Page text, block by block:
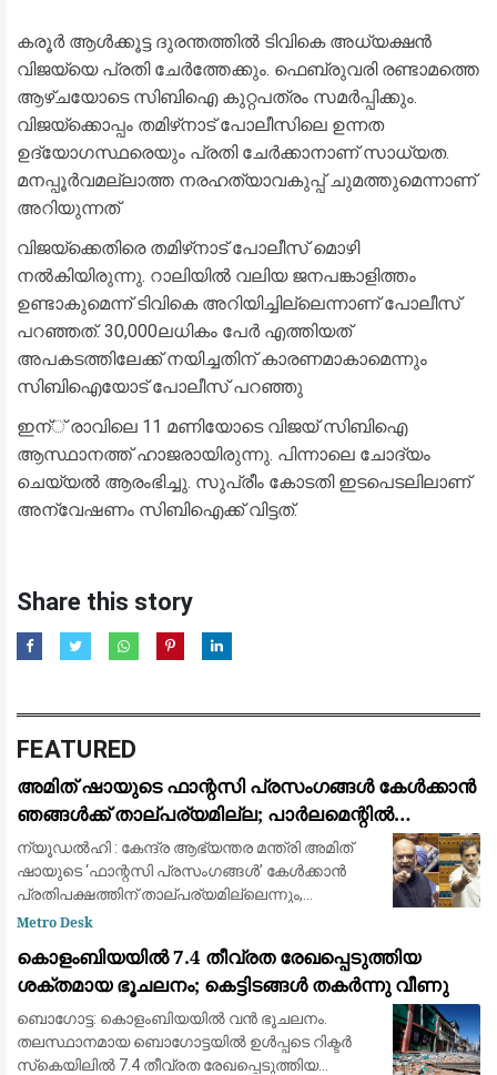
കരൂർ ആൾക്കൂട്ട ദുരന്തത്തിൽ ടിവികെ അധ്യക്ഷൻ
വിജയ്‌യെ പ്രതി ചേർത്തേക്കും. ഫെബ്രുവരി രണ്ടാമത്തെ
ആഴ്ചയോടെ സിബിഐ കുറ്റപത്രം സമർപ്പിക്കും.
വിജയ്‌ക്കൊപ്പം തമിഴ്‌നാട് പോലീസിലെ ഉന്നത
ഉദ്യോഗസ്ഥരെയും പ്രതി ചേർക്കാനാണ് സാധ്യത.
മനപ്പൂർവമല്ലാത്ത നരഹത്യാവകുപ്പ് ചുമത്തുമെന്നാണ്
അറിയുന്നത്
വിജയ്‌ക്കെതിരെ തമിഴ്‌നാട് പോലീസ് മൊഴി
നൽകിയിരുന്നു. റാലിയിൽ വലിയ ജനപങ്കാളിത്തം
ഉണ്ടാകുമെന്ന് ടിവികെ അറിയിച്ചില്ലെന്നാണ് പോലീസ്
പറഞ്ഞത്. 30,000ലധികം പേർ എത്തിയത്
അപകടത്തിലേക്ക് നയിച്ചതിന് കാരണമാകാമെന്നും
സിബിഐയോട് പോലീസ് പറഞ്ഞു
ഇന്് രാവിലെ 11 മണിയോടെ വിജയ് സിബിഐ
ആസ്ഥാനത്ത് ഹാജരായിരുന്നു. പിന്നാലെ ചോദ്യം
ചെയ്യൽ ആരംഭിച്ചു. സുപ്രീം കോടതി ഇടപെടലിലാണ്
അന്വേഷണം സിബിഐക്ക് വിട്ടത്.
Share this story
FEATURED
അമിത് ഷായുടെ ഫാന്റസി പ്രസംഗങ്ങൾ കേൾക്കാൻ
ഞങ്ങൾക്ക് താല്പര്യമില്ല; പാർലമെന്റിൽ
സഹകരിക്കുന്നതിനായി മൂന്ന് നിബന്ധനകൾ
മുന്നോട്ടുവെച്ച് രാഹുൽ ഗാന്ധി
ന്യൂഡൽഹി : കേന്ദ്ര ആഭ്യന്തര മന്ത്രി അമിത്
ഷായുടെ ‘ഫാന്റസി പ്രസംഗങ്ങൾ’ കേൾക്കാൻ
പ്രതിപക്ഷത്തിന് താല്പര്യമില്ലെന്നും,
രാജ്യത്തെ ഞെട്ടിച്ച സംഭവങ്ങളിൽ വ്യക്തമായ
വ്യക്താ
Metro Desk
കൊളംബിയയിൽ 7.4 തീവ്രത രേഖപ്പെടുത്തിയ
ശക്തമായ ഭൂചലനം; കെട്ടിടങ്ങൾ തകർന്നു വീണു
ബൊഗോട്ട: കൊളംബിയയില്‍ വന്‍ ഭൂചലനം.
തലസ്ഥാനമായ ബൊഗോട്ടയില്‍ ഉള്‍പ്പടെ റിക്ടര്‍
സ്‌കെയിലില്‍ 7.4 തീവ്രത രേഖപ്പെടുത്തിയ